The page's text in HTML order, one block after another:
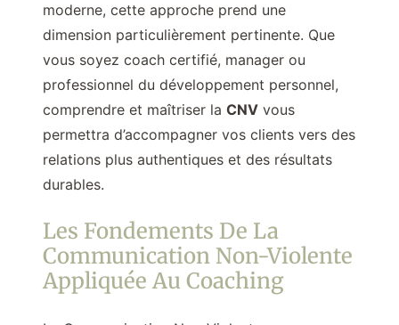
moderne, cette approche prend une
dimension particulièrement pertinente. Que
vous soyez coach certifié, manager ou
professionnel du développement personnel,
comprendre et maîtriser la CNV vous
permettra d’accompagner vos clients vers des
relations plus authentiques et des résultats
durables.
Les Fondements De La
Communication Non-Violente
Appliquée Au Coaching